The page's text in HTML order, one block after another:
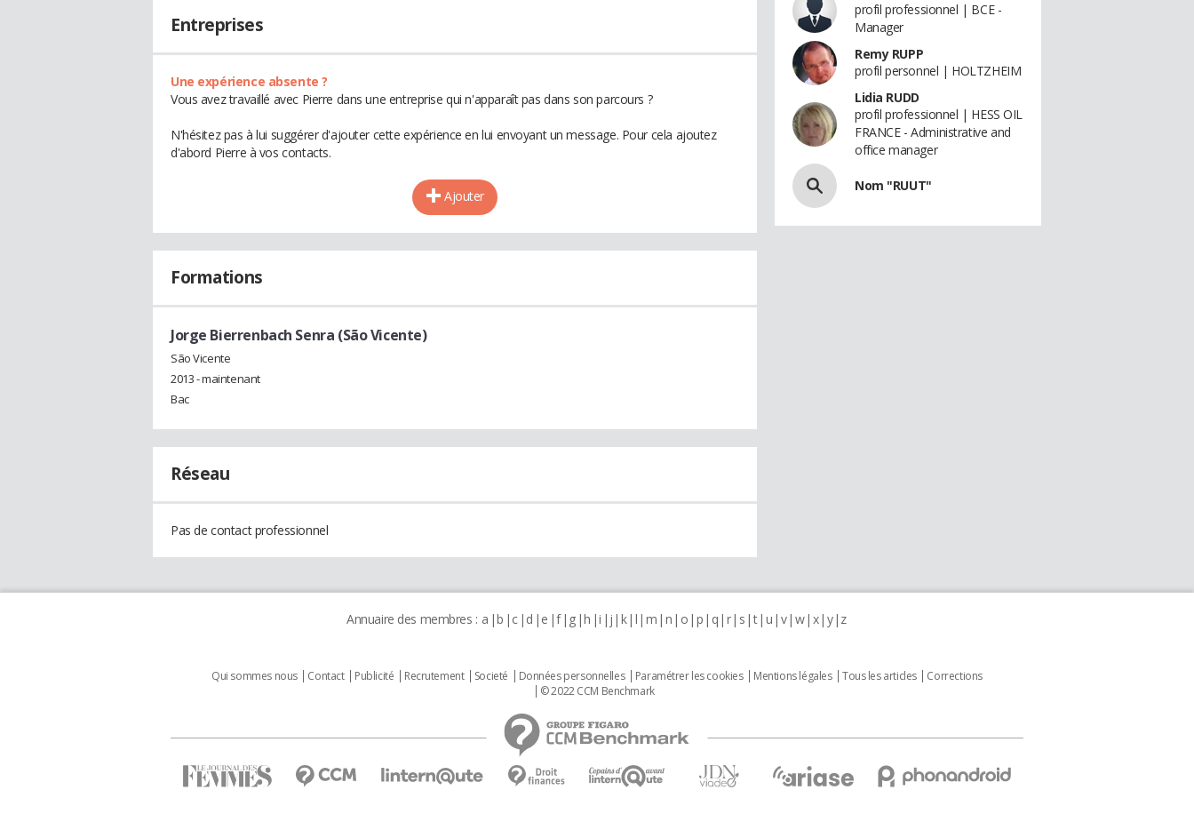
Entreprises
Une expérience absente ?
Vous avez travaillé avec Pierre dans une entreprise qui n'apparaît pas dans son parcours ?
N'hésitez pas à lui suggérer d'ajouter cette expérience en lui envoyant un message. Pour cela ajoutez
d'abord Pierre à vos contacts.
Ajouter
Formations
Jorge Bierrenbach Senra (São Vicente)
São Vicente
2013 - maintenant
Bac
Réseau
Pas de contact professionnel
profil professionnel | BCE -
Manager
Remy RUPP
profil personnel | HOLTZHEIM
Lidia RUDD
profil professionnel | HESS OIL
FRANCE - Administrative and
office manager
Nom "RUUT"
Annuaire des membres : a b c d e f g h i j k l m n o p q r s t u v w x y z
Qui sommes nous Contact Publicité Recrutement Societé Données personnelles Paramétrer les cookies Mentions légales Tous les articles
Corrections
© 2022 CCM Benchmark